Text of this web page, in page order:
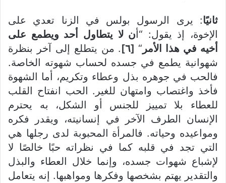
ثانيًا: يرى الرسول بولس في الزنا تعدي على
الإخوة، إذ يقول: “أن لا يتطاول أحد ويطمع على
أخيه في هذا الأمر “ [٦]
. من يتطلع إلى آخر بنظرة
شهوانية يطمع في جسده لحساب شهوته الخاصة.
فالحب في جوهره بذل وعطاء وتكريم، أما الشهوة
فأخذ واغتصاب وامتهان للغير. الحب انفتاح القلب
للعطاء بلا تمييز للجنس أو الشكل، به يحترم
الإنسان الطرف الآخر في إنسانيته، ويقدر فكره
ومواعيده وحياته. فالمرأة المحبوبة لدى رجلها هي
التي تجد في قلبه كما في نظراته حبًا خالصًا لا
لإشباع شهوات جسده، وإنما خلال العطاء والبذل
والتقدير يهتم بشخصها وفكرها ومواهبها. إنه يتعامل